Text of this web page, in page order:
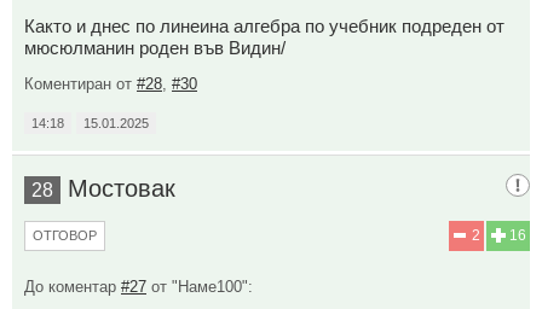
Както и днес по линеина алгебра по учебник подреден от
мюсюлманин роден във Видин/
Коментиран от #28 #30
14:18 15.01.2025
28 Мостовак
16
2
ОТГОВОР
До коментар #27 от "Наме100":